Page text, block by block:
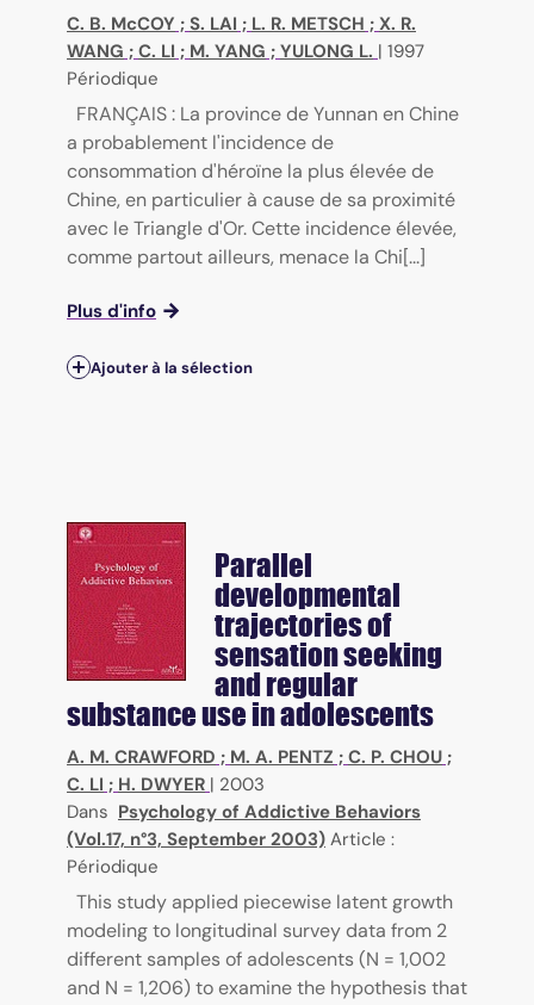
C. B. McCOY ; S. LAI ; L. R. METSCH ; X. R.
WANG ; C. LI ; M. YANG ; YULONG L. | 1997
Périodique
FRANÇAIS : La province de Yunnan en Chine
a probablement l'incidence de
consommation d'héroïne la plus élevée de
Chine, en particulier à cause de sa proximité
avec le Triangle d'Or. Cette incidence élevée,
comme partout ailleurs, menace la Chi[...]
Plus d'info
Ajouter à la sélection
Parallel
developmental
trajectories of
sensation seeking
and regular
substance use in adolescents
A. M. CRAWFORD ; M. A. PENTZ ; C. P. CHOU ;
C. LI ; H. DWYER | 2003
Dans Psychology of Addictive Behaviors
(Vol.17, n°3, September 2003) Article :
Périodique
This study applied piecewise latent growth
modeling to longitudinal survey data from 2
different samples of adolescents (N = 1,002
and N = 1,206) to examine the hypothesis that